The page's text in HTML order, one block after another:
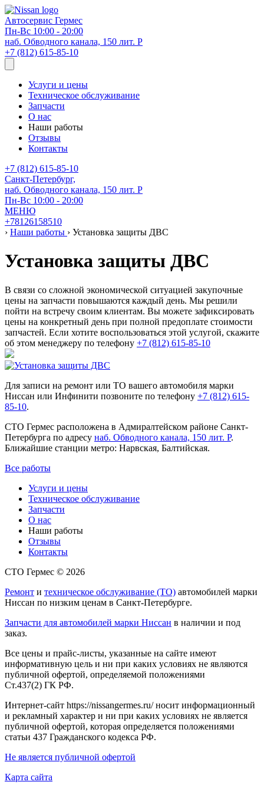
Автосервис Гермес
Пн-Вс 10:00 - 20:00
наб. Обводного канала, 150 лит. Р
+7 (812) 615-85-10
Услуги и цены
Техническое обслуживание
Запчасти
О нас
Наши работы
Отзывы
Контакты
+7 (812) 615-85-10
Санкт-Петербург,
наб. Обводного канала, 150 лит. Р
Пн-Вс 10:00 - 20:00
МЕНЮ
+78126158510
› Наши работы › Установка защиты ДВС
Установка защиты ДВС
В связи со сложной экономической ситуацией закупочные
цены на запчасти повышаются каждый день. Мы решили
пойти на встречу своим клиентам. Вы можете зафиксировать
цены на конкретный день при полной предоплате стоимости
запчастей. Если хотите воспользоваться этой услугой, скажите
об этом менеджеру по телефону +7 (812) 615-85-10
Для записи на ремонт или ТО вашего автомобиля марки
Ниссан или Инфинити позвоните по телефону +7 (812) 615-
85-10.
СТО Гермес расположена в Адмиралтейском районе Санкт-
Петербурга по адресу наб. Обводного канала, 150 лит. Р.
Ближайшие станции метро: Нарвская, Балтийская.
Все работы
Услуги и цены
Техническое обслуживание
Запчасти
О нас
Наши работы
Отзывы
Контакты
СТО Гермес © 2026
Ремонт и техническое обслуживание (ТО) автомобилей марки
Ниссан по низким ценам в Санкт-Петербурге.
Запчасти для автомобилей марки Ниссан в наличии и под
заказ.
Все цены и прайс-листы, указанные на сайте имеют
информативную цель и ни при каких условиях не являются
публичной офертой, определяемой положениями
Ст.437(2) ГК РФ.
Интернет-сайт https://nissangermes.ru/ носит информационный
и рекламный характер и ни при каких условиях не является
публичной офертой, которая определяется положениями
статьи 437 Гражданского кодекса РФ.
Не является публичной офертой
Карта сайта